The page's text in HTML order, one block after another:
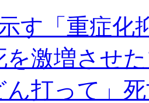
す「重症化
を激増させ
ん打って」